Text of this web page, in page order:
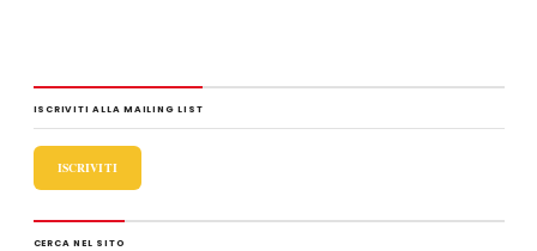
b
o
o
k
d
o
n
vi
di
ISCRIVITI ALLA MAILING LIST
ISCRIVITI
CERCA NEL SITO